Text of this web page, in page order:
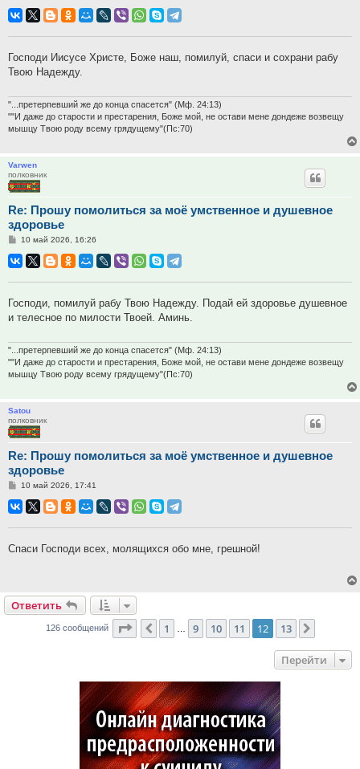
Господи Иисусе Христе, Боже наш, помилуй, спаси и сохрани рабу
Твою Надежду.
"...претерпевший же до конца спасется" (Мф. 24:13)
""И даже до старости и престарения, Боже мой, не остави мене дондеже возвещу
мышцу Твою роду всему грядущему"(Пс:70)
Varwen
полковник
Re: Прошу помолиться за моё умственное и душевное
здоровье
Сообщение
10 май 2026, 16:26
Господи, помилуй рабу Твою Надежду. Подай ей здоровье душевное
и телесное по милости Твоей. Аминь.
"...претерпевший же до конца спасется" (Мф. 24:13)
""И даже до старости и престарения, Боже мой, не остави мене дондеже возвещу
мышцу Твою роду всему грядущему"(Пс:70)
Satou
полковник
Re: Прошу помолиться за моё умственное и душевное
здоровье
Сообщение
10 май 2026, 17:41
Спаси Господи всех, молящихся обо мне, грешной!
Ответить
126 сообщений Страница 12из13
Пред.
1 9 10 11 12 13
Перейти